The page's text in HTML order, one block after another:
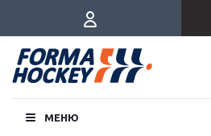
МЕНЮ